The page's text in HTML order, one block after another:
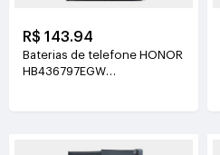
R$ 143.94
Baterias de telefone HONOR
HB436797EGW